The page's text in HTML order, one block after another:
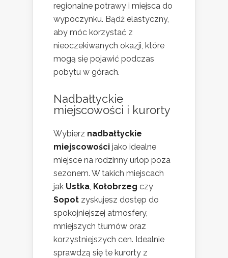
regionalne potrawy i miejsca do
wypoczynku. Bądź elastyczny,
aby móc korzystać z
nieoczekiwanych okazji, które
mogą się pojawić podczas
pobytu w górach.
Nadbałtyckie
miejscowości i kurorty
Wybierz nadbałtyckie
miejscowości jako idealne
miejsce na rodzinny urlop poza
sezonem. W takich miejscach
jak Ustka Kołobrzeg czy
Sopot zyskujesz dostęp do
spokojniejszej atmosfery,
mniejszych tłumów oraz
korzystniejszych cen. Idealnie
sprawdzą się te kurorty z